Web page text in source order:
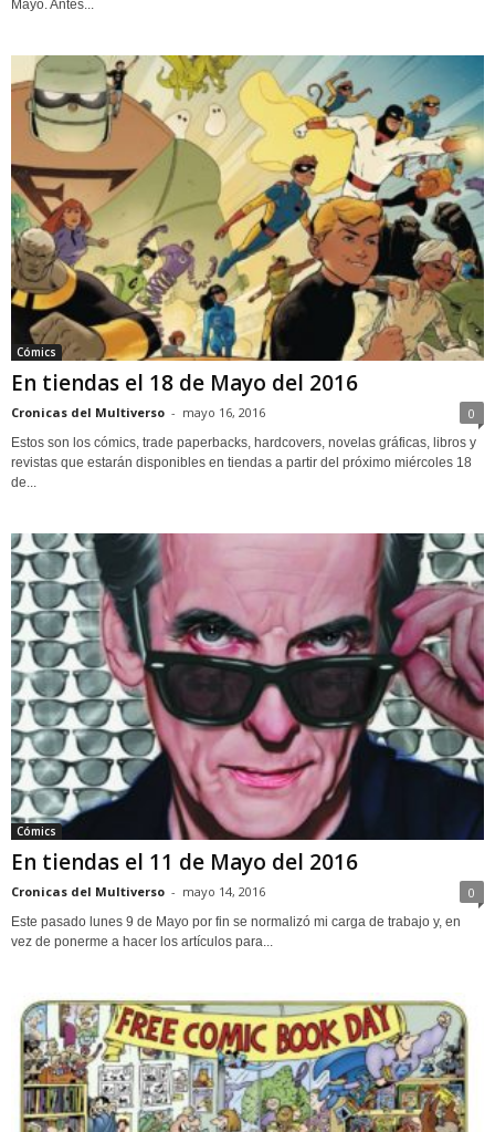
Mayo. Antes...
Cómics
En tiendas el 18 de Mayo del 2016
Cronicas del Multiverso - mayo 16, 2016 0
Estos son los cómics, trade paperbacks, hardcovers, novelas gráficas, libros y
revistas que estarán disponibles en tiendas a partir del próximo miércoles 18
de...
Cómics
En tiendas el 11 de Mayo del 2016
Cronicas del Multiverso - mayo 14, 2016 0
Este pasado lunes 9 de Mayo por fin se normalizó mi carga de trabajo y, en
vez de ponerme a hacer los artículos para...